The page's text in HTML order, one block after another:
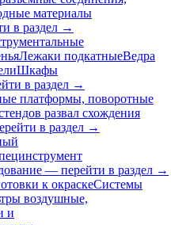
материалы
в раздел →
Лежаки подкатныеВедра
Шкафы
в раздел →
платформы, поворотные
развал схождения
в раздел →
— перейти в раздел →
к окраскеСистемы
воздушные,
и